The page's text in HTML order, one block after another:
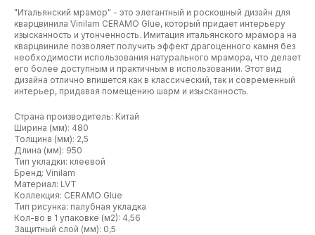
"Итальянский мрамор" - это элегантный и роскошный дизайн для
кварцвинила Vinilam CERAMO Glue, который придает интерьеру
изысканность и утонченность. Имитация итальянского мрамора на
кварцвиниле позволяет получить эффект драгоценного камня без
необходимости использования натурального мрамора, что делает
его более доступным и практичным в использовании. Этот вид
дизайна отлично впишется как в классический, так и современный
интерьер, придавая помещению шарм и изысканность.
Страна производитель: Китай
Ширина (мм): 480
Толщина (мм): 2,5
Длина (мм): 950
Тип укладки: клеевой
Бренд: Vinilam
Материал: LVT
Коллекция: CERAMO Glue
Тип рисунка: палубная укладка
Кол-во в 1 упаковке (м2): 4,56
Защитный слой (мм): 0,5